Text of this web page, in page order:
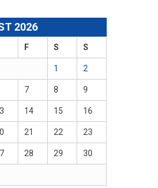
2026
F S S
1 2
7 8 9
14 15 16
21 22 23
28 29 30